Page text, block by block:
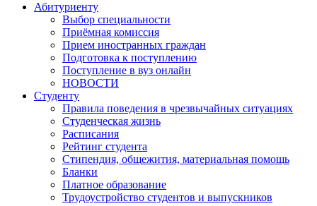
Абитуриенту
Выбор специальности
Приёмная комиссия
Прием иностранных граждан
Подготовка к поступлению
Поступление в вуз онлайн
НОВОСТИ
Студенту
Правила поведения в чрезвычайных ситуациях
Студенческая жизнь
Расписания
Рейтинг студента
Стипендия, общежития, материальная помощь
Бланки
Платное образование
Трудоустройство студентов и выпускников